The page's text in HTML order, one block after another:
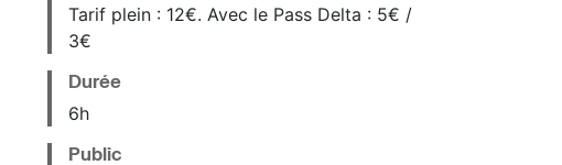
Tarif plein : 12€. Avec le Pass Delta : 5€ /
3€
Durée
6h
Public